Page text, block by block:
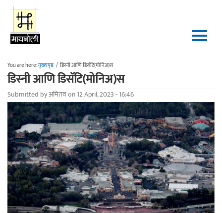
Skip to main content
You are here:मुख्यपृष्ठ / डिस्नी आणि डिसॅटि(मोनिअ)स
डिस्नी आणि डिसॅटि(मोनिअ)स
Submitted byअमितवon 12 April, 2023 - 16:46